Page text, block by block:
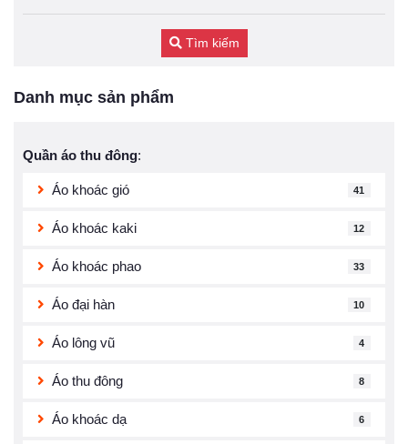
Tìm kiếm
Danh mục sản phẩm
Quần áo thu đông:
Áo khoác gió 41
Áo khoác kaki 12
Áo khoác phao 33
Áo đại hàn 10
Áo lông vũ 4
Áo thu đông 8
Áo khoác dạ 6